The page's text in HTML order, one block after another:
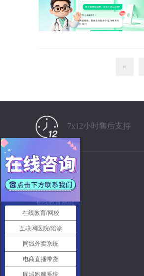
«
7x12小时售后支持
在线教育系统
知识付费系统
电商直播系统
多商户商城
同城o2o
在线教育/网校
互联网医院/陪诊
同城外卖系统
电商直播带货
同城跑腿系统